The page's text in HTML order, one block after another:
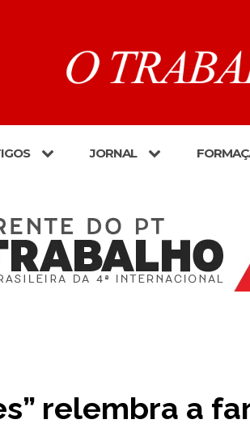
JORNAL
relembra a